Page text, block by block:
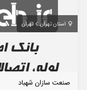
استان تهران تهران
صنعت سازان شهباد